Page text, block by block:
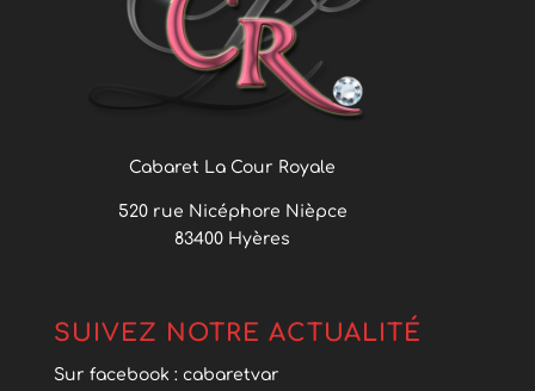
Cabaret La Cour Royale
520 rue Nicéphore Nièpce
83400 Hyères
SUIVEZ NOTRE ACTUALITÉ
Sur facebook : cabaretvar